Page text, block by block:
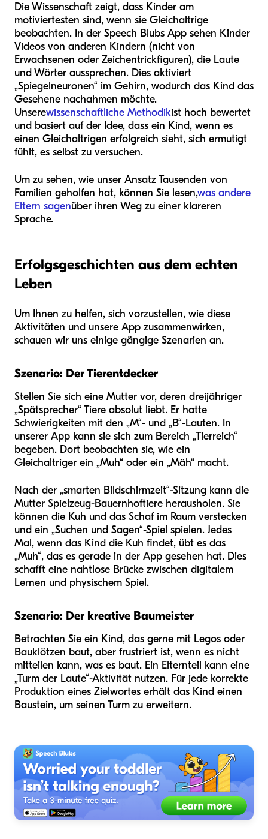
Die Wissenschaft zeigt, dass Kinder am
motiviertesten sind, wenn sie Gleichaltrige
beobachten. In der Speech Blubs App sehen Kinder
Videos von anderen Kindern (nicht von
Erwachsenen oder Zeichentrickfiguren), die Laute
und Wörter aussprechen. Dies aktiviert
„Spiegelneuronen“ im Gehirn, wodurch das Kind das
Gesehene nachahmen möchte.
Unserewissenschaftliche Methodikist hoch bewertet
und basiert auf der Idee, dass ein Kind, wenn es
einen Gleichaltrigen erfolgreich sieht, sich ermutigt
fühlt, es selbst zu versuchen.
Um zu sehen, wie unser Ansatz Tausenden von
Familien geholfen hat, können Sie lesen,was andere
Eltern sagenüber ihren Weg zu einer klareren
Sprache.
Erfolgsgeschichten aus dem echten
Leben
Um Ihnen zu helfen, sich vorzustellen, wie diese
Aktivitäten und unsere App zusammenwirken,
schauen wir uns einige gängige Szenarien an.
Szenario: Der Tierentdecker
Stellen Sie sich eine Mutter vor, deren dreijähriger
„Spätsprecher“ Tiere absolut liebt. Er hatte
Schwierigkeiten mit den „M“- und „B“-Lauten. In
unserer App kann sie sich zum Bereich „Tierreich“
begeben. Dort beobachten sie, wie ein
Gleichaltriger ein „Muh“ oder ein „Mäh“ macht.
Nach der „smarten Bildschirmzeit“-Sitzung kann die
Mutter Spielzeug-Bauernhoftiere herausholen. Sie
können die Kuh und das Schaf im Raum verstecken
und ein „Suchen und Sagen“-Spiel spielen. Jedes
Mal, wenn das Kind die Kuh findet, übt es das
„Muh“, das es gerade in der App gesehen hat. Dies
schafft eine nahtlose Brücke zwischen digitalem
Lernen und physischem Spiel.
Szenario: Der kreative Baumeister
Betrachten Sie ein Kind, das gerne mit Legos oder
Bauklötzen baut, aber frustriert ist, wenn es nicht
mitteilen kann, was es baut. Ein Elternteil kann eine
„Turm der Laute“-Aktivität nutzen. Für jede korrekte
Produktion eines Zielwortes erhält das Kind einen
Baustein, um seinen Turm zu erweitern.